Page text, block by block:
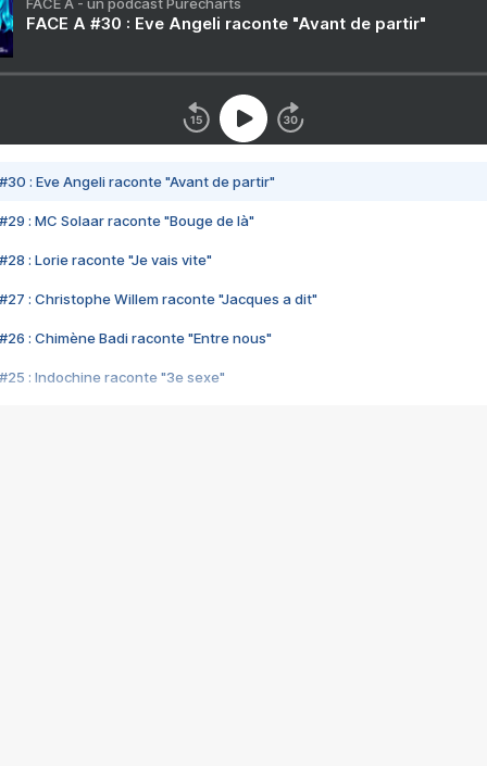
FACE A #30 : Eve Angeli raconte "Avant de partir"
#30 : Eve Angeli raconte "Avant de partir"
#29 : MC Solaar raconte "Bouge de là"
#28 : Lorie raconte "Je vais vite"
#27 : Christophe Willem raconte "Jacques a dit"
#26 : Chimène Badi raconte "Entre nous"
#25 : Indochine raconte "3e sexe"